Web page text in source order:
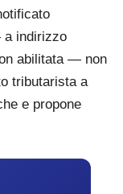
a indirizzo
abilitata — non
tributarista a
e propone